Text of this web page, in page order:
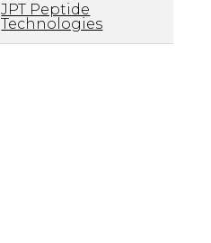
JPT Peptide
Technologies